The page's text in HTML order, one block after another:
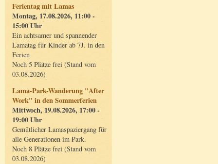
Ferientag mit Lamas
Montag, 17.08.2026, 11:00 -
15:00 Uhr
Ein achtsamer und spannender
Lamatag für Kinder ab 7J. in den
Ferien
Noch 5 Plätze frei (Stand vom
03.08.2026)
Lama-Park-Wanderung "After
Work" in den Sommerferien
Mittwoch, 19.08.2026, 17:00 -
19:00 Uhr
Gemütlicher Lamaspaziergang für
alle Generationen im Park.
Noch 8 Plätze frei (Stand vom
03.08.2026)